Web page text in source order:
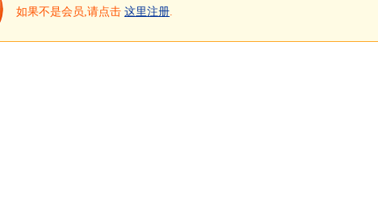
如果不是会员,请点击 这里注册.